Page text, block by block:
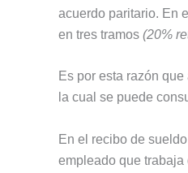
acuerdo paritario. En
en tres tramos (20%
Es por esta razón
la cual se puede
En el recibo de
empleado que trabaja